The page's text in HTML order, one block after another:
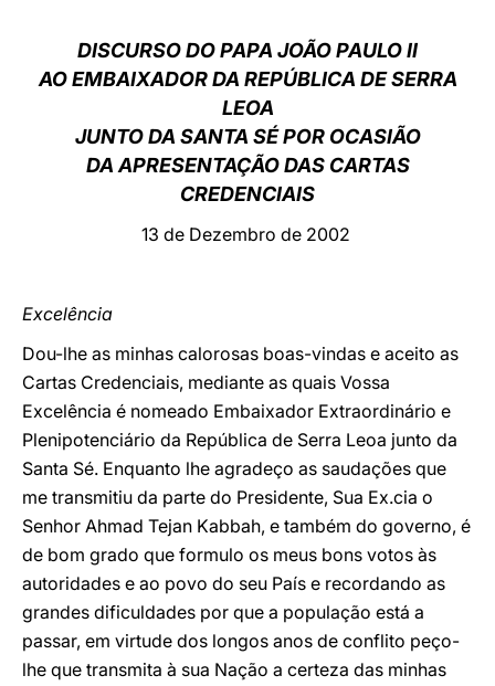
中文
LATINE
DISCURSO DO PAPA JOÃO PAULO II
AO EMBAIXADOR DA REPÚBLICA DE SERRA
LEOA
JUNTO DA SANTA SÉ POR OCASIÃO
DA APRESENTAÇÃO DAS CARTAS
CREDENCIAIS
13 de Dezembro de 2002
Excelência
Dou-lhe as minhas calorosas boas-vindas e aceito as
Cartas Credenciais, mediante as quais Vossa
Excelência é nomeado Embaixador Extraordinário e
Plenipotenciário da República de Serra Leoa junto da
Santa Sé. Enquanto lhe agradeço as saudações que
me transmitiu da parte do Presidente, Sua Ex.cia o
Senhor Ahmad Tejan Kabbah, e também do governo, é
de bom grado que formulo os meus bons votos às
autoridades e ao povo do seu País e recordando as
grandes dificuldades por que a população está a
passar, em virtude dos longos anos de conflito peço-
lhe que transmita à sua Nação a certeza das minhas